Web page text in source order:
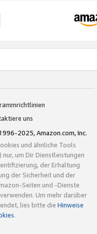
uns
2025, Amazon.com, Inc.
und ähnliche Tools
um Dir Dienstleistungen
der Erhaltung
der Sicherheit und der
Seiten und -Dienste
Um mehr darüber
lies bitte die Hinweise
.